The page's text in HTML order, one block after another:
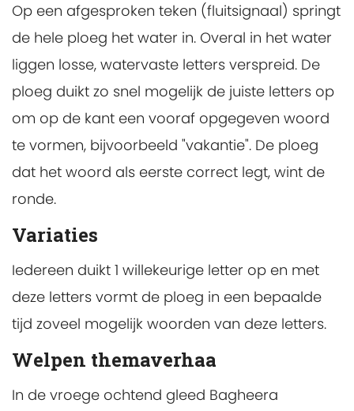
Op een afgesproken teken (fluitsignaal) springt
de hele ploeg het water in. Overal in het water
liggen losse, watervaste letters verspreid. De
ploeg duikt zo snel mogelijk de juiste letters op
om op de kant een vooraf opgegeven woord
te vormen, bijvoorbeeld "vakantie". De ploeg
dat het woord als eerste correct legt, wint de
ronde.
Variaties
Iedereen duikt 1 willekeurige letter op en met
deze letters vormt de ploeg in een bepaalde
tijd zoveel mogelijk woorden van deze letters.
Welpen themaverhaa
In de vroege ochtend gleed Bagheera